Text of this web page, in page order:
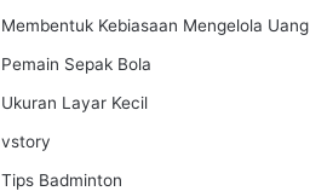
Membentuk Kebiasaan Mengelola Uang
Pemain Sepak Bola
Ukuran Layar Kecil
vstory
Tips Badminton